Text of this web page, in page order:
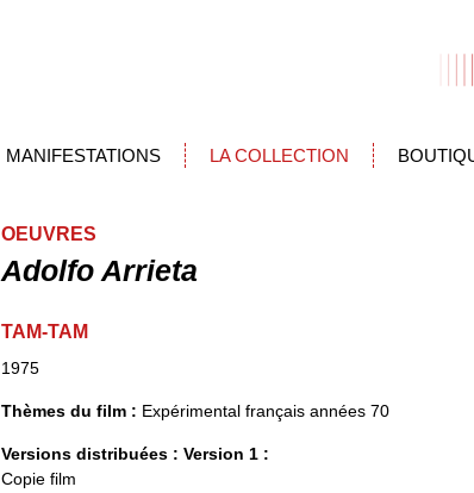
MANIFESTATIONS LA COLLECTION
OEUVRES
Adolfo Arrieta
TAM-TAM
1975
Thèmes du film : Expérimental français années 70
Versions distribuées : Version 1 :
Copie film